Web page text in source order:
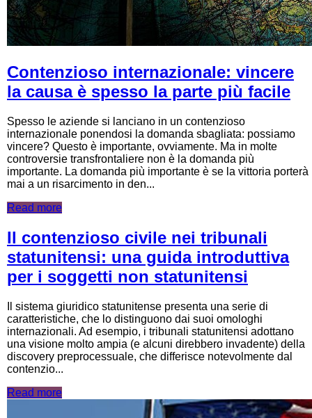
Contenzioso internazionale: vincere
la causa è spesso la parte più facile
Spesso le aziende si lanciano in un contenzioso
internazionale ponendosi la domanda sbagliata: possiamo
vincere? Questo è importante, ovviamente. Ma in molte
controversie transfrontaliere non è la domanda più
importante. La domanda più importante è se la vittoria porterà
mai a un risarcimento in den...
Read more
Il contenzioso civile nei tribunali
statunitensi: una guida introduttiva
per i soggetti non statunitensi
Il sistema giuridico statunitense presenta una serie di
caratteristiche, che lo distinguono dai suoi omologhi
internazionali. Ad esempio, i tribunali statunitensi adottano
una visione molto ampia (e alcuni direbbero invadente) della
discovery preprocessuale, che differisce notevolmente dal
contenzio...
Read more